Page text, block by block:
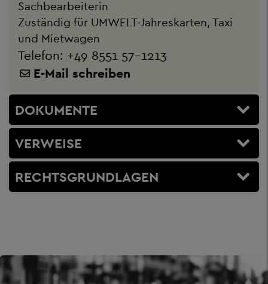
Sachbearbeiterin
Zuständig für UMWELT-Jahreskarten, Taxi
und Mietwagen
Telefon: +49 8551 57-1213
E-Mail schreiben
DOKUMENTE
VERWEISE
RECHTSGRUNDLAGEN